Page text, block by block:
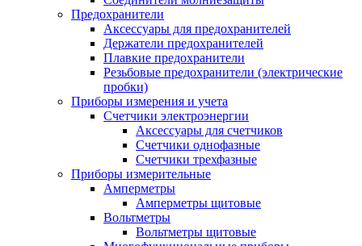
Предохранители
Аксессуары для предохранителей
Держатели предохранителей
Плавкие предохранители
Резьбовые предохранители (электрические
пробки)
Приборы измерения и учета
Счетчики электроэнергии
Аксессуары для счетчиков
Счетчики однофазные
Счетчики трехфазные
Приборы измерительные
Амперметры
Амперметры щитовые
Вольтметры
Вольтметры щитовые